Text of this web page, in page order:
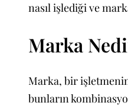
nasıl işlediği ve
Marka
Marka, bir
bunların